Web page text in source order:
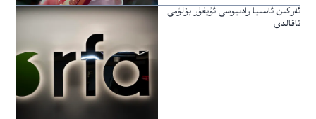
ئەركىن ئاسىيا رادىيوسى ئۇيغۇر بۆلۈمى
تاقالدى